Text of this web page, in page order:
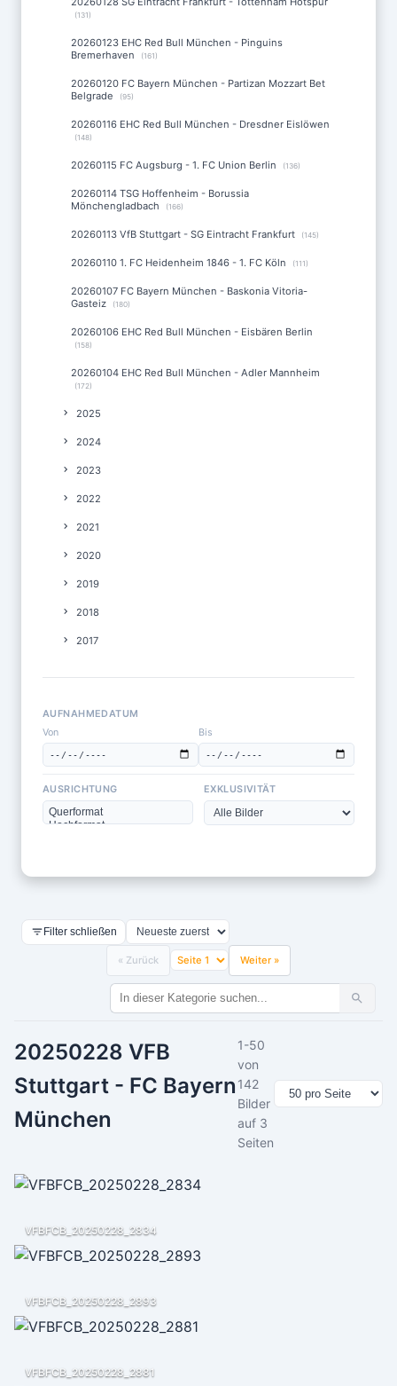
(131)
20260123 EHC Red Bull München - Pinguins
Bremerhaven
(161)
20260120 FC Bayern München - Partizan Mozzart Bet
Belgrade
(95)
20260116 EHC Red Bull München - Dresdner Eislöwen
(148)
20260115 FC Augsburg - 1. FC Union Berlin (136)
20260114 TSG Hoffenheim - Borussia
Mönchengladbach
(166)
20260113 VfB Stuttgart - SG Eintracht Frankfurt (145)
20260110 1. FC Heidenheim 1846 - 1. FC Köln (111)
20260107 FC Bayern München - Baskonia Vitoria-
Gasteiz
(180)
20260106 EHC Red Bull München - Eisbären Berlin
(158)
20260104 EHC Red Bull München - Adler Mannheim
(172)
2025
2024
2023
2022
2021
2020
2019
2018
2017
AUFNAHMEDATUM
Von
Bis
AUSRICHTUNG EXKLUSIVITÄT
Filter schließen
« Zurück Weiter »
20250228 VFB
Stuttgart - FC Bayern
München
1-50
von
142
Bilder
auf 3
Seiten
VFBFCB_20250228_2834
VFBFCB_20250228_2893
VFBFCB_20250228_2881